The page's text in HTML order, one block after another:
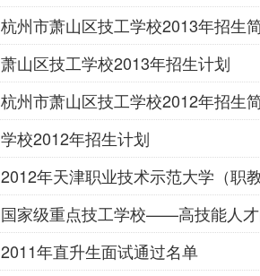
杭州市萧山区技工学校2013年招生
萧山区技工学校2013年招生计划
杭州市萧山区技工学校2012年招生
学校2012年招生计划
2012年天津职业技术示范大学（职
国家级重点技工学校——高技能人
2011年直升生面试通过名单